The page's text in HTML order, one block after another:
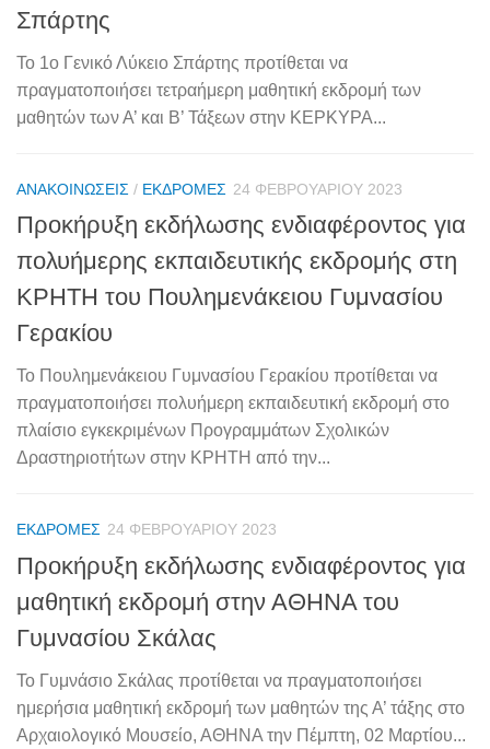
Σπάρτης
Το 1ο Γενικό Λύκειο Σπάρτης προτίθεται να
πραγματοποιήσει τετραήμερη μαθητική εκδρομή των
μαθητών των Α’ και Β’ Τάξεων στην ΚΕΡΚΥΡΑ...
ΑΝΑΚΟΙΝΏΣΕΙΣ / ΕΚΔΡΟΜΈΣ 24 ΦΕΒΡΟΥΑΡΊΟΥ 2023
Προκήρυξη εκδήλωσης ενδιαφέροντος για
πολυήμερης εκπαιδευτικής εκδρομής στη
ΚΡΗΤΗ του Πουλημενάκειου Γυμνασίου
Γερακίου
Το Πουλημενάκειου Γυμνασίου Γερακίου προτίθεται να
πραγματοποιήσει πολυήμερη εκπαιδευτική εκδρομή στο
πλαίσιο εγκεκριμένων Προγραμμάτων Σχολικών
Δραστηριοτήτων στην ΚΡΗΤΗ από την...
ΕΚΔΡΟΜΈΣ 24 ΦΕΒΡΟΥΑΡΊΟΥ 2023
Προκήρυξη εκδήλωσης ενδιαφέροντος για
μαθητική εκδρομή στην ΑΘΗΝΑ του
Γυμνασίου Σκάλας
Το Γυμνάσιο Σκάλας προτίθεται να πραγματοποιήσει
ημερήσια μαθητική εκδρομή των μαθητών της Α’ τάξης στο
Αρχαιολογικό Μουσείο, ΑΘΗΝΑ την Πέμπτη, 02 Μαρτίου...